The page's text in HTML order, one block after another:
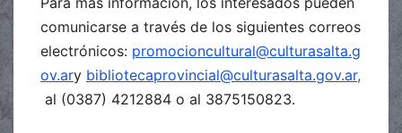
comunicarse a través de los siguientes correos
electrónicos: promocioncultural@culturasalta.g
ov.ary bibliotecaprovincial@culturasalta.gov.ar,
al (0387) 4212884 o al 3875150823.